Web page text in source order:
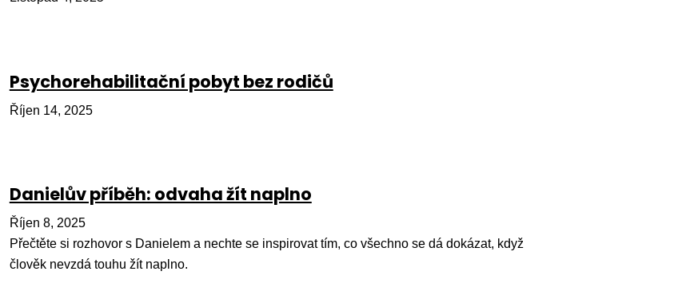
Psychorehabilitační pobyt bez rodičů
Říjen 14, 2025
Danielův příběh: odvaha žít naplno
Říjen 8, 2025
Přečtěte si rozhovor s Danielem a nechte se inspirovat tím, co všechno se dá dokázat, když
člověk nevzdá touhu žít naplno.